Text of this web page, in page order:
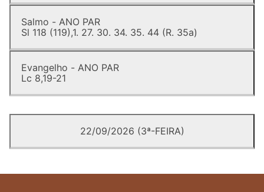
Salmo - ANO PAR
Sl 118 (119),1. 27. 30. 34. 35. 44 (R. 35a)
Evangelho - ANO PAR
Lc 8,19-21
22/09/2026 (3ª-FEIRA)